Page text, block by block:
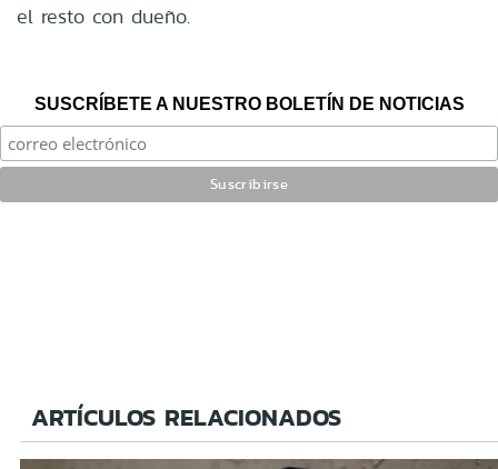
el resto con dueño.
SUSCRÍBETE A NUESTRO BOLETÍN DE NOTICIAS
ARTÍCULOS RELACIONADOS